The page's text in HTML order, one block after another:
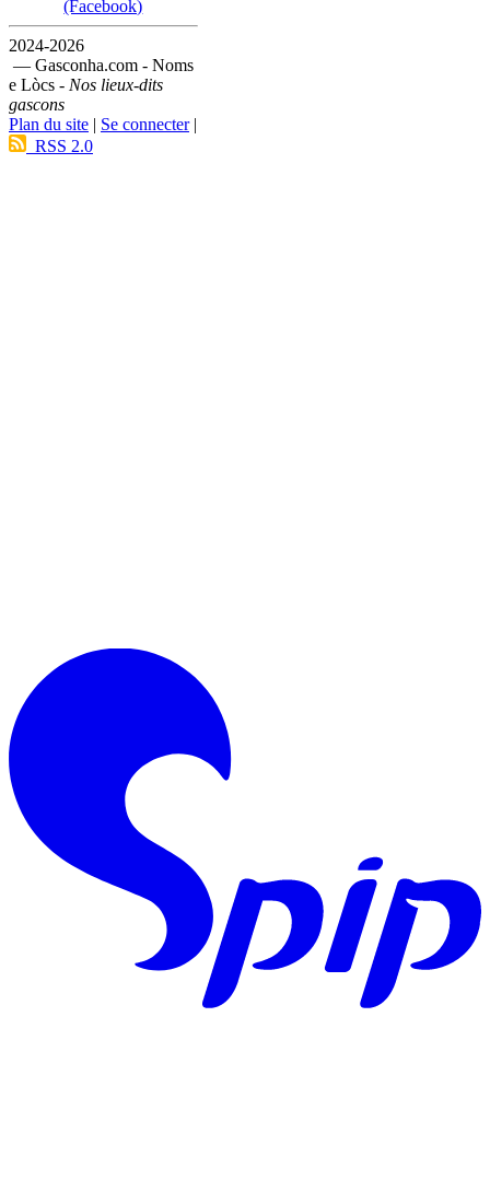
(Facebook)
2024-2026
— Gasconha.com - Noms
e Lòcs - Nos lieux-dits
gascons
Plan du site | Se connecter|
RSS 2.0